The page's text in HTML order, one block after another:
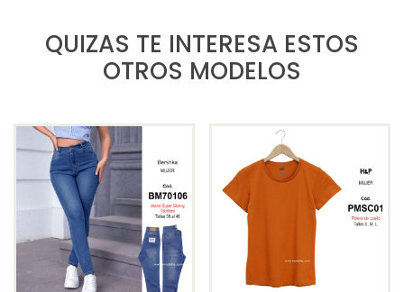
QUIZAS TE INTERESA ESTOS
OTROS MODELOS